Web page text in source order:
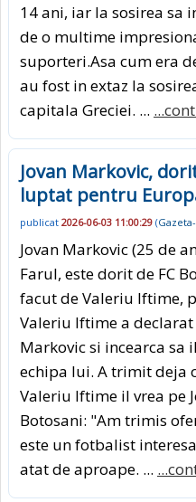
14 ani, iar la sosirea sa
de o multime
suporteri.Asa cum era
au fost in extaz la
capitala Greciei. ...
Jovan Markovic,
luptat pentru
publicat 2026-06-03 11:00:29 (
Jovan Markovic (25 de
Farul, este dorit de FC
facut de Valeriu Iftime,
Valeriu Iftime a
Markovic si incearca sa
echipa lui. A trimit deja
Valeriu Iftime il vrea pe
Botosani: "Am trimis
este un fotbalist
atat de aproape. ...